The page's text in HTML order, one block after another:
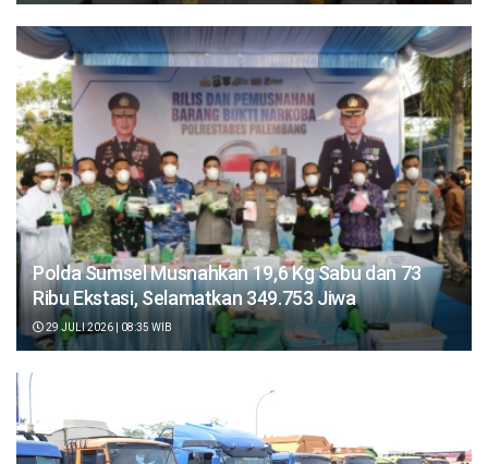
Polda Sumsel Musnahkan 19,6 Kg Sabu dan 73
Ribu Ekstasi, Selamatkan 349.753 Jiwa
29 JULI 2026 | 08:35 WIB